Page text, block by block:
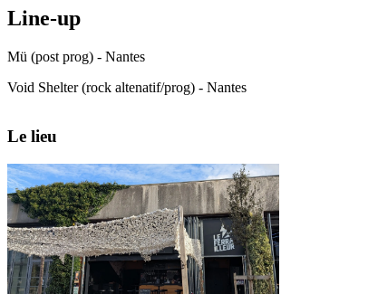
Line-up
Mü (post prog) - Nantes
Void Shelter (rock altenatif/prog) - Nantes
Le lieu